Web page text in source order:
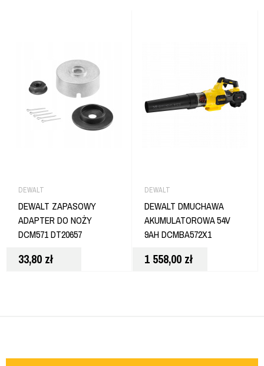
DEWALT
DEWALT ZAPASOWY
ADAPTER DO NOŻY
DCM571 DT20657
33,80 zł
DEWALT
DEWALT DMUCHAWA
AKUMULATOROWA 54V
9AH DCMBA572X1
1 558,00 zł